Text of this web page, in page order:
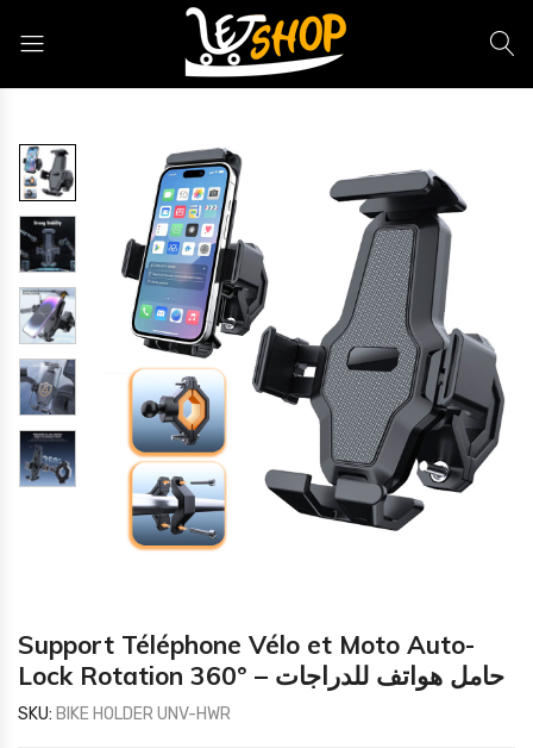
Support Téléphone Vélo et Moto Auto-
Lock Rotation 360° – حامل هواتف للدراجات
SKU: BIKE HOLDER UNV-HWR